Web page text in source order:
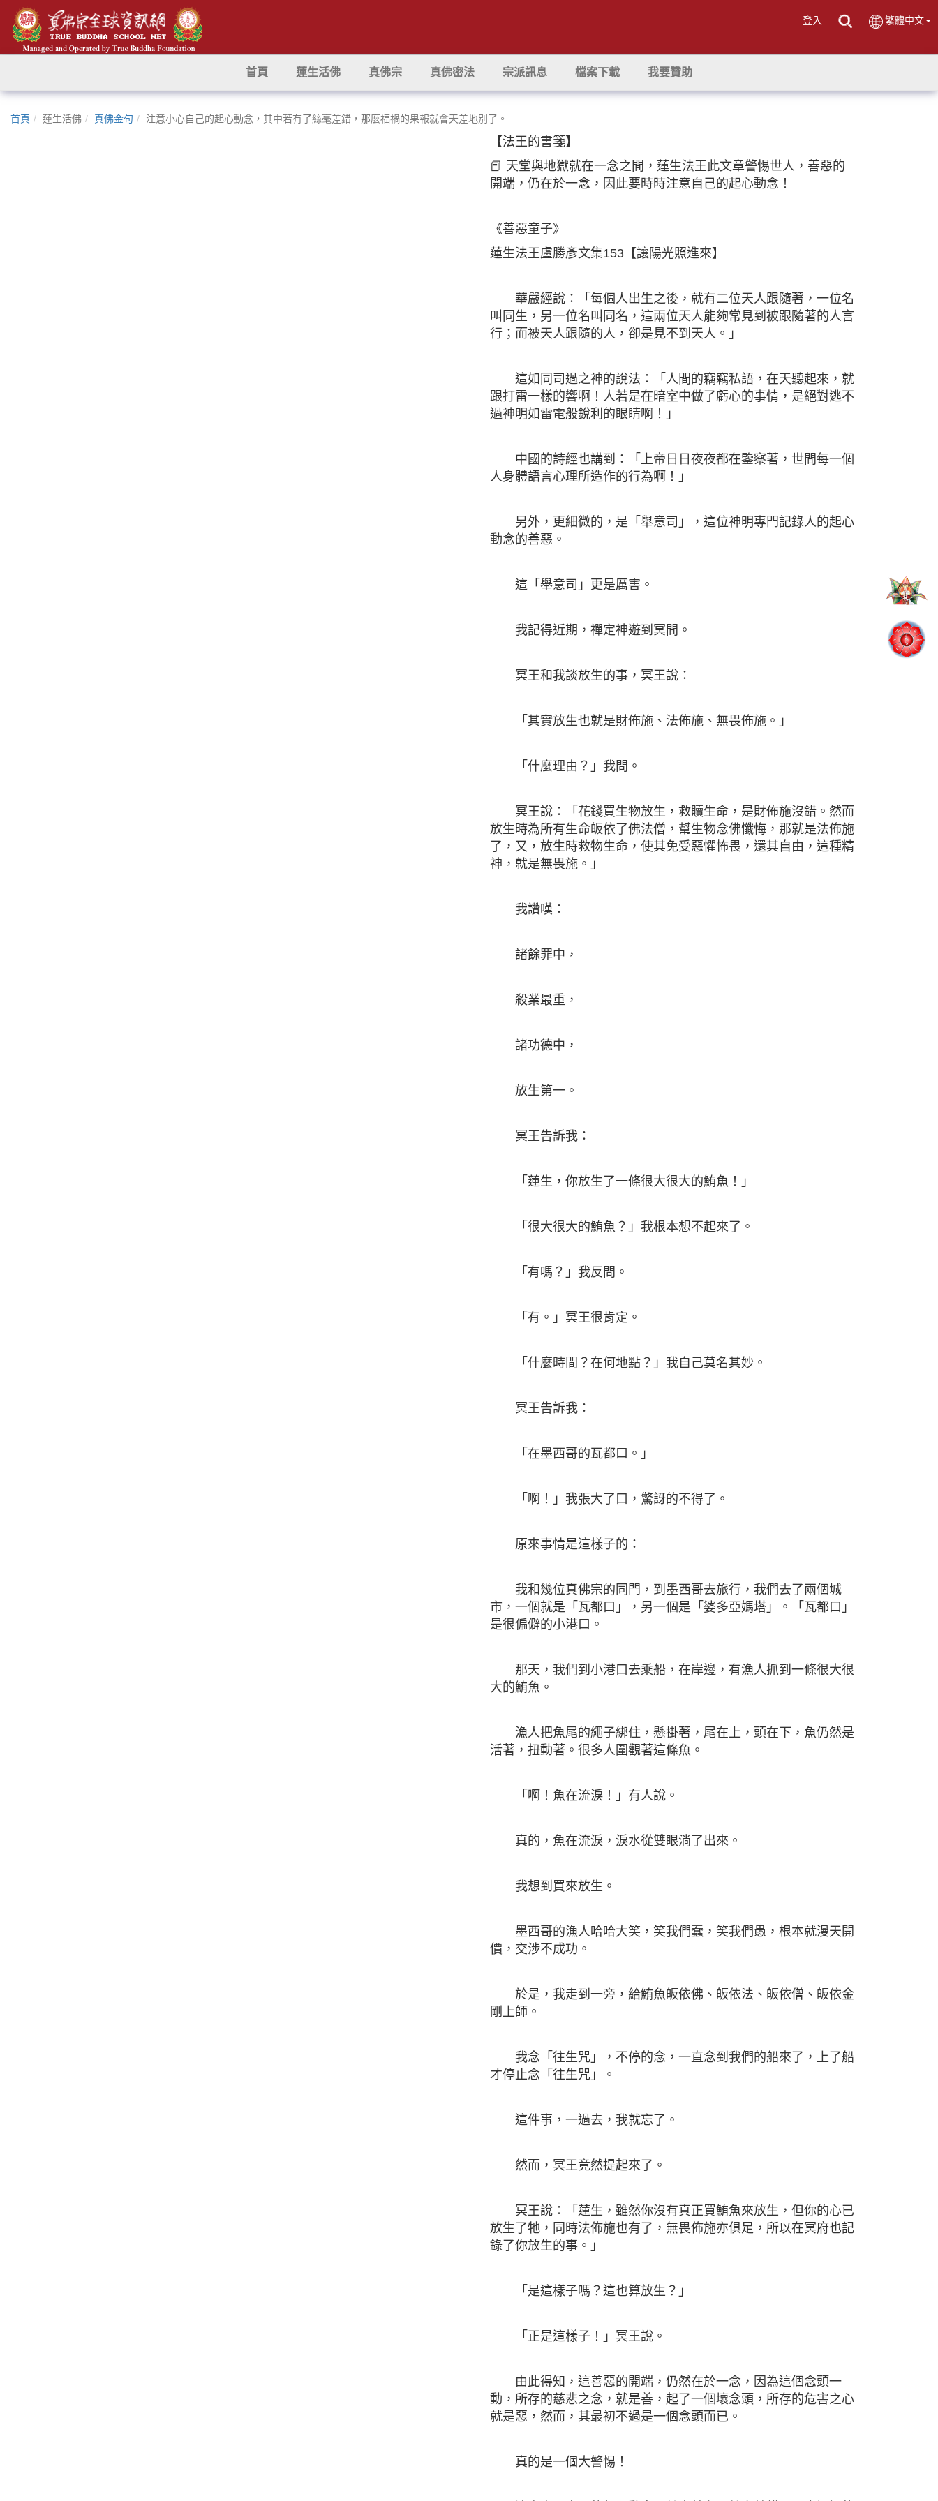
登入 繁體中文
首頁 蓮生活佛 真佛宗 真佛密法 宗派訊息 檔案下載 我要贊助
首頁 蓮生活佛 真佛金句 注意小心自己的起心動念，其中若有了絲毫差錯，那麼福禍的果報就會天差地別了。
【法王的書箋】
📕 天堂與地獄就在一念之間，蓮生法王此文章警惕世人，善惡的
開端，仍在於一念，因此要時時注意自己的起心動念！
《善惡童子》
蓮生法王盧勝彥文集153【讓陽光照進來】
華嚴經說：「每個人出生之後，就有二位天人跟隨著，一位名
叫同生，另一位名叫同名，這兩位天人能夠常見到被跟隨著的人言
行；而被天人跟隨的人，卻是見不到天人。」
這如同司過之神的說法：「人間的竊竊私語，在天聽起來，就
跟打雷一樣的響啊！人若是在暗室中做了虧心的事情，是絕對逃不
過神明如雷電般銳利的眼睛啊！」
中國的詩經也講到：「上帝日日夜夜都在鑒察著，世間每一個
人身體語言心理所造作的行為啊！」
另外，更細微的，是「舉意司」，這位神明專門記錄人的起心
動念的善惡。
這「舉意司」更是厲害。
我記得近期，禪定神遊到冥間。
冥王和我談放生的事，冥王說：
「其實放生也就是財佈施、法佈施、無畏佈施。」
「什麼理由？」我問。
冥王說：「花錢買生物放生，救贖生命，是財佈施沒錯。然而
放生時為所有生命皈依了佛法僧，幫生物念佛懺悔，那就是法佈施
了，又，放生時救物生命，使其免受惡懼怖畏，還其自由，這種精
神，就是無畏施。」
我讚嘆：
諸餘罪中，
殺業最重，
諸功德中，
放生第一。
冥王告訴我：
「蓮生，你放生了一條很大很大的鮪魚！」
「很大很大的鮪魚？」我根本想不起來了。
「有嗎？」我反問。
「有。」冥王很肯定。
「什麼時間？在何地點？」我自己莫名其妙。
冥王告訴我：
「在墨西哥的瓦都口。」
「啊！」我張大了口，驚訝的不得了。
原來事情是這樣子的：
我和幾位真佛宗的同門，到墨西哥去旅行，我們去了兩個城
市，一個就是「瓦都口」，另一個是「婆多亞媽塔」。「瓦都口」
是很偏僻的小港口。
那天，我們到小港口去乘船，在岸邊，有漁人抓到一條很大很
大的鮪魚。
漁人把魚尾的繩子綁住，懸掛著，尾在上，頭在下，魚仍然是
活著，扭動著。很多人圍觀著這條魚。
「啊！魚在流淚！」有人說。
真的，魚在流淚，淚水從雙眼淌了出來。
我想到買來放生。
墨西哥的漁人哈哈大笑，笑我們蠢，笑我們愚，根本就漫天開
價，交涉不成功。
於是，我走到一旁，給鮪魚皈依佛、皈依法、皈依僧、皈依金
剛上師。
我念「往生咒」，不停的念，一直念到我們的船來了，上了船
才停止念「往生咒」。
這件事，一過去，我就忘了。
然而，冥王竟然提起來了。
冥王說：「蓮生，雖然你沒有真正買鮪魚來放生，但你的心已
放生了牠，同時法佈施也有了，無畏佈施亦俱足，所以在冥府也記
錄了你放生的事。」
「是這樣子嗎？這也算放生？」
「正是這樣子！」冥王說。
由此得知，這善惡的開端，仍然在於一念，因為這個念頭一
動，所存的慈悲之念，就是善，起了一個壞念頭，所存的危害之心
就是惡，然而，其最初不過是一個念頭而已。
真的是一個大警惕！